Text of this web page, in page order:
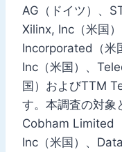
AG（ドイツ）、
Xilinx, Inc（米国
Incorporated（米
Inc（米国）、
国）およびTTM
す。本調査の対象
Cobham Limited
Inc（米国）、